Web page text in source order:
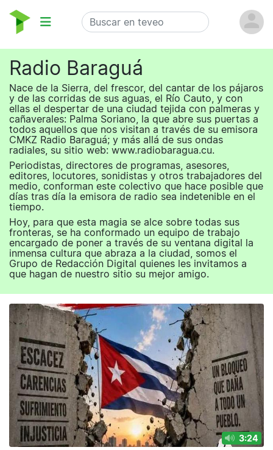
Radio Baraguá
Nace de la Sierra, del frescor, del cantar de los pájaros
y de las corridas de sus aguas, el Río Cauto, y con
ellas el despertar de una ciudad tejida con palmeras y
cañaverales: Palma Soriano, la que abre sus puertas a
todos aquellos que nos visitan a través de su emisora
CMKZ Radio Baraguá; y más allá de sus ondas
radiales, su sitio web: www.radiobaragua.cu.
Periodistas, directores de programas, asesores,
editores, locutores, sonidistas y otros trabajadores del
medio, conforman este colectivo que hace posible que
días tras día la emisora de radio sea indetenible en el
tiempo.
Hoy, para que esta magia se alce sobre todas sus
fronteras, se ha conformado un equipo de trabajo
encargado de poner a través de su ventana digital la
inmensa cultura que abraza a la ciudad, somos el
Grupo de Redacción Digital quienes les invitamos a
que hagan de nuestro sitio su mejor amigo.
3:24